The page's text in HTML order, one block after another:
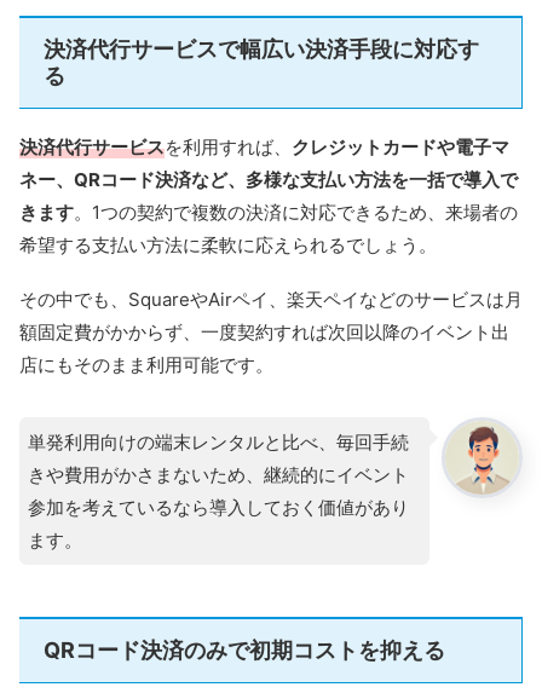
決済代行サービスで幅広い決済手段に対応す
る
決済代行サービスを利用すれば、 クレジットカードや電子マ
ネー、QRコード決済など、多様な支払い方法を一括で導入で
きます。1つの契約で複数の決済に対応できるため、来場者の
希望する支払い方法に柔軟に応えられるでしょう。
その中でも、SquareやAirペイ、楽天ペイなどのサービスは月
額固定費がかからず、一度契約すれば次回以降のイベント出
店にもそのまま利用可能です。
単発利用向けの端末レンタルと比べ、毎回手続
きや費用がかさまないため、継続的にイベント
参加を考えているなら導入しておく価値があり
ます。
QRコード決済のみで初期コストを抑える